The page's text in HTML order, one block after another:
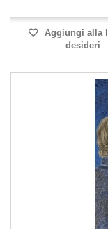
Aggiungi alla
desideri